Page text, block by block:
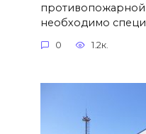
противопожарной
необходимо
0 1.2к.